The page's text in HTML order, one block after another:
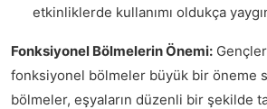
etkinliklerde kullanımı oldukça
Fonksiyonel Bölmelerin Önemi:
fonksiyonel bölmeler büyük bir öneme
bölmeler, eşyaların düzenli bir şekilde